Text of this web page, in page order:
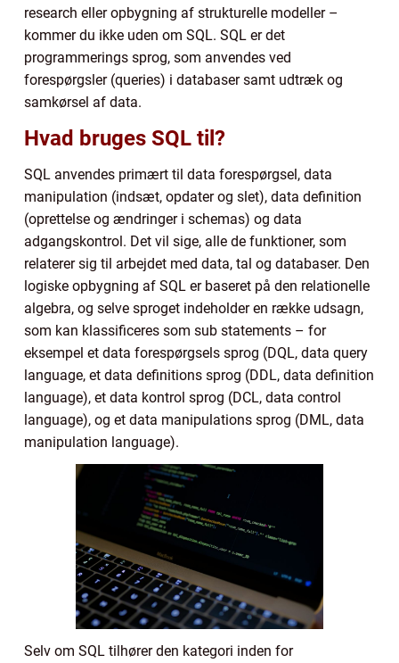
research eller opbygning af strukturelle modeller –
kommer du ikke uden om SQL. SQL er det
programmerings sprog, som anvendes ved
forespørgsler (queries) i databaser samt udtræk og
samkørsel af data.
Hvad bruges SQL til?
SQL anvendes primært til data forespørgsel, data
manipulation (indsæt, opdater og slet), data definition
(oprettelse og ændringer i schemas) og data
adgangskontrol. Det vil sige, alle de funktioner, som
relaterer sig til arbejdet med data, tal og databaser. Den
logiske opbygning af SQL er baseret på den relationelle
algebra, og selve sproget indeholder en række udsagn,
som kan klassificeres som sub statements – for
eksempel et data forespørgsels sprog (DQL, data query
language, et data definitions sprog (DDL, data definition
language), et data kontrol sprog (DCL, data control
language), og et data manipulations sprog (DML, data
manipulation language).
Selv om SQL tilhører den kategori inden for